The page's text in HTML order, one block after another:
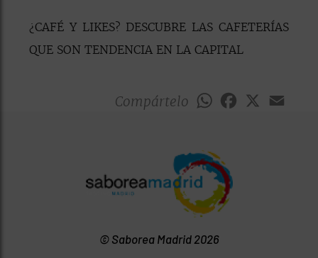
¿CAFÉ Y LIKES? DESCUBRE LAS CAFETERÍAS
QUE SON TENDENCIA EN LA CAPITAL
Compártelo WhatsApp
Facebook
X
© Saborea Madrid 2026